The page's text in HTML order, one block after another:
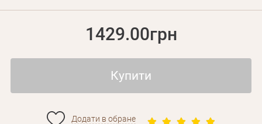
1429.00грн
Купити
Додати в обране